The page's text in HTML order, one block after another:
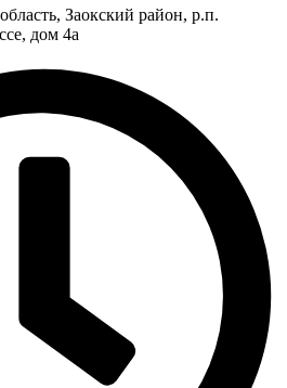
Заокский район, р.п.
дом 4а